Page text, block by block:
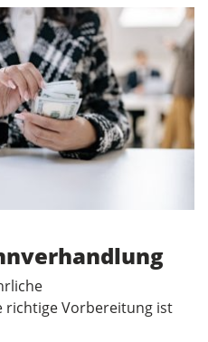
richtige Vorbereitung ist